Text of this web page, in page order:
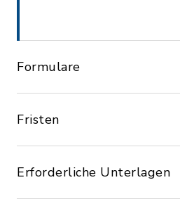
Formulare
Fristen
Erforderliche Unterlagen